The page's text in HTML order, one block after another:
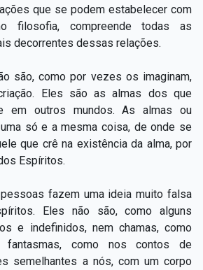
que se podem estabelecer com
filosofia, compreende todas as
decorrentes dessas relações.
são, como por vezes os imaginam,
Eles são as almas dos que
em outros mundos. As almas ou
só e a mesma coisa, de onde se
que crê na existência da alma, por
Espíritos.
fazem uma ideia muito falsa
Eles não são, como alguns
e indefinidos, nem chamas, como
fantasmas, como nos contos de
semelhantes a nós, com um corpo